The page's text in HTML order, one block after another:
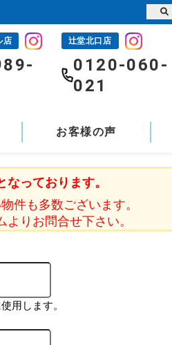
店 辻堂北口店
0120-060-
021
お客様の声
っております。
件も多数ございます。
りお問合せ下さい。
用します。